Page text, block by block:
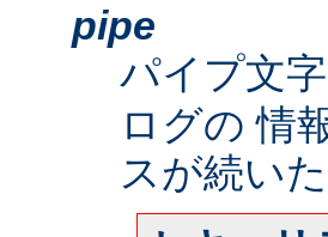
pipe
パイプ文
ログの 情
スが続いた